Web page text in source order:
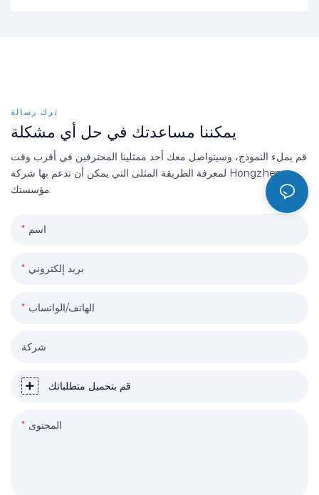
ترك رسالة
يمكننا مساعدتك في حل أي مشكلة
قم بملء النموذج، وسيتواصل معك أحد ممثلينا المحترفين في أقرب وقت
لمعرفة الطريقة المثلى التي يمكن أن تدعم بها شركة Hongzheng
مؤسستك.
اسم
بريد إلكتروني
الهاتف/الواتساب
شركة
قم بتحميل متطلباتك
المحتوى